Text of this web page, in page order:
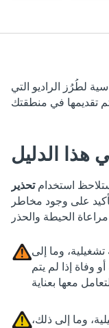
الراديو التي
الدليل
استخدامتحذير
وجود مخاطر
وما إلى
لم يتم
إلى ذلك،